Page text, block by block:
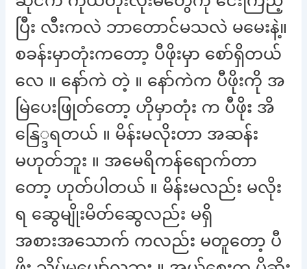
ပြီး လီးကလဲ ဘာတောင်မသလဲ မမေးနဲ့။
စခန်းမှာတုံးကတော့ ပီဖိုးမှာ စော်ရှိတယ်
လေ ။ နော်ကဲ တဲ့ ။ နော်ကဲက ပီဖိုးကို အ
မြဲပေးဖြုတ်တော့ ဟိုမှာတုံး က ပီဖိုး အိ
နြေ္ဒရတယ် ။ မိန်းမလိုးတာ အဆန်း
မဟုတ်ဘူး ။ အမေရိကန်ရောက်တာ
တော့ ဟုတ်ပါတယ် ။ မိန်းမလည်း မလိုး
ရ ဆွေမျိုးမိတ်ဆွေလည်း မရှိ
အစားအသောက် ကလည်း မတူတော့ ပီ